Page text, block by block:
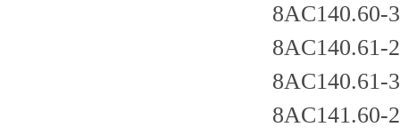
8AC140.60-3
8AC140.61-2
8AC140.61-3
8AC141.60-2